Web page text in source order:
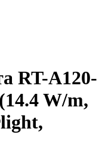
RT-A120-
W/m,